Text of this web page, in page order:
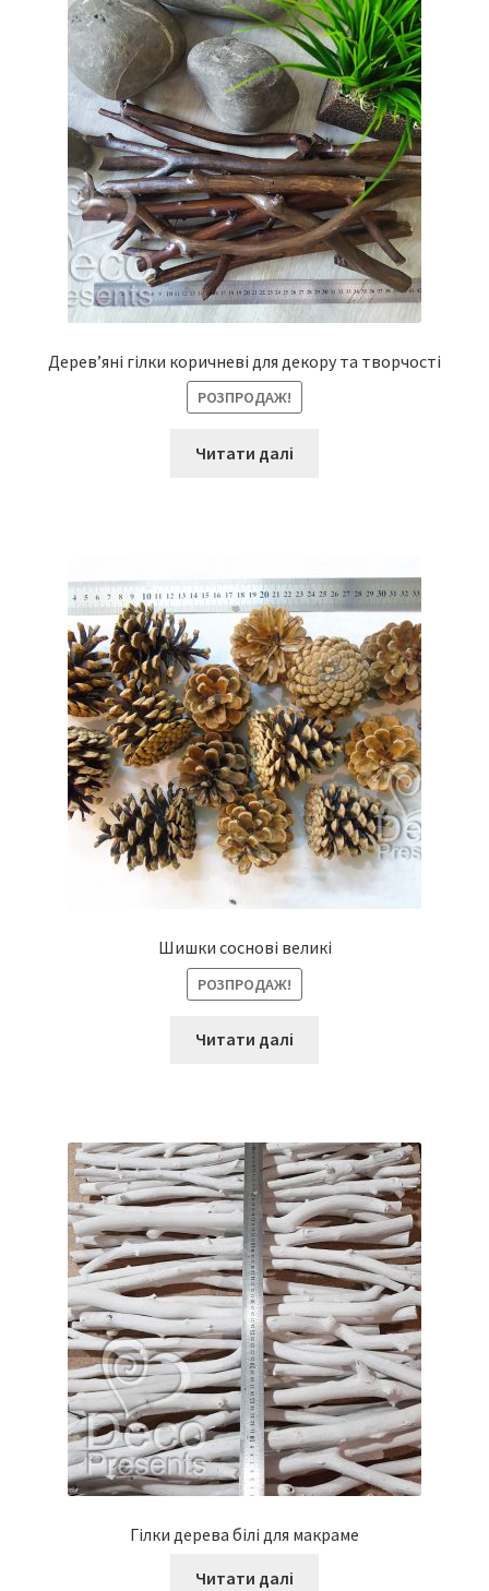
Дерев’яні гілки коричневі для декору та творчості
РОЗПРОДАЖ!
Читати далі
Шишки соснові великі
РОЗПРОДАЖ!
Читати далі
Гілки дерева білі для макраме
Читати далі